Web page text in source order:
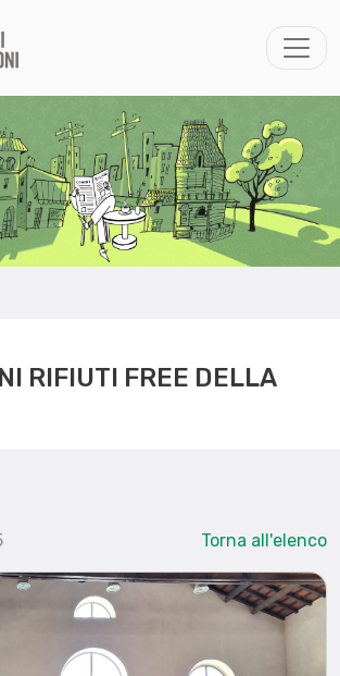
RIFIUTI FREE DELLA
Torna all'elenco